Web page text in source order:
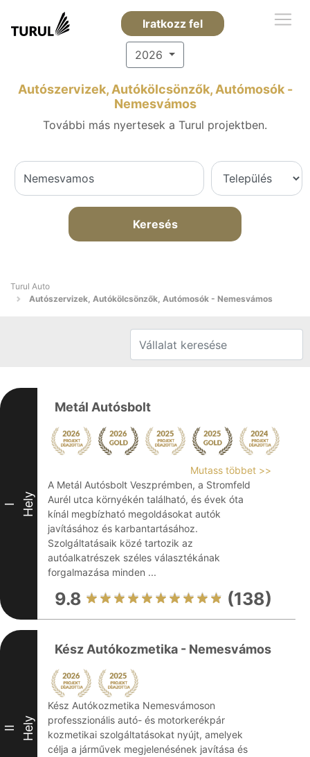
Iratkozz fel
2026
Autószervizek, Autókölcsönzők, Autómosók -
Nemesvámos
További más nyertesek a Turul projektben.
Keresés
Turul Auto
Autószervizek, Autókölcsönzők, Autómosók - Nemesvámos
I Hely
Metál Autósbolt
Mutass többet >>
A Metál Autósbolt Veszprémben, a Stromfeld
Aurél utca környékén található, és évek óta
kínál megbízható megoldásokat autók
javításához és karbantartásához.
Szolgáltatásaik közé tartozik az
autóalkatrészek széles választékának
forgalmazása minden ...
9.8 (138)
II Hely
Kész Autókozmetika - Nemesvámos
Kész Autókozmetika Nemesvámoson
professzionális autó- és motorkerékpár
kozmetikai szolgáltatásokat nyújt, amelyek
célja a járművek megjelenésének javítása és